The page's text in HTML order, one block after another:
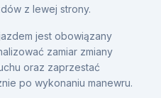
z lewej strony.
jest obowiązany
zamiar zmiany
oraz zaprzestać
po wykonaniu manewru.